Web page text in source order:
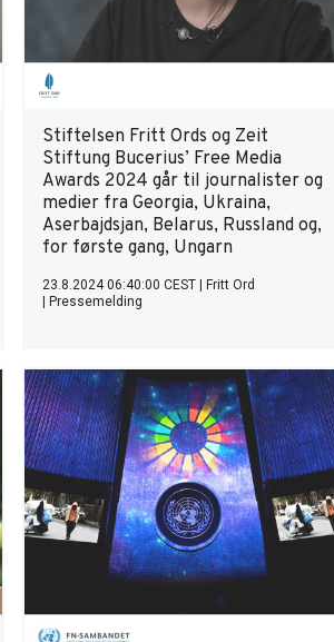
Stiftelsen Fritt Ords og Zeit
Stiftung Bucerius’ Free Media
Awards 2024 går til journalister og
medier fra Georgia, Ukraina,
Aserbajdsjan, Belarus, Russland og,
for første gang, Ungarn
23.8.2024 06:40:00 CEST
Fritt Ord
Pressemelding
medier i Øst- og Sentral-Europa er en
anerkjennelse av deres betydningsfulle
undersøkende journalistikk og personlige
mot i en svært urolig tid i hele
regionen. Flere av årets prisvinnere er
fengslet på grunn av sitt journalistiske
virke.